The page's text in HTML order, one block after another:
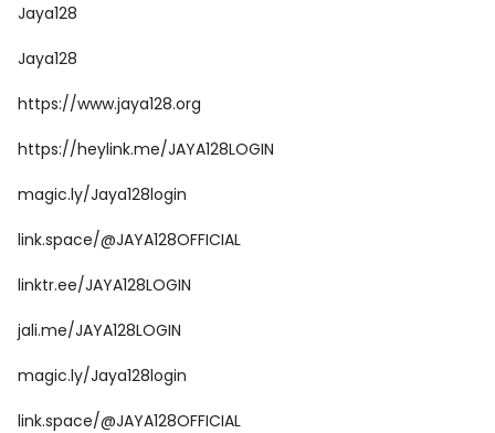
Jaya128
Jaya128
https://www.jaya128.org
https://heylink.me/JAYA128LOGIN
magic.ly/Jaya128login
link.space/@JAYA128OFFICIAL
linktr.ee/JAYA128LOGIN
jali.me/JAYA128LOGIN
magic.ly/Jaya128login
link.space/@JAYA128OFFICIAL